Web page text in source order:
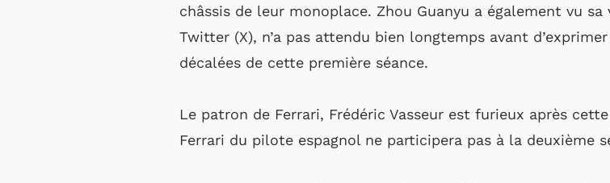
châssis de leur monoplace. Zhou Guanyu a également vu
Twitter (X), n’a pas attendu bien longtemps avant
décalées de cette première séance.
Le patron de Ferrari, Frédéric Vasseur est furieux après
Ferrari du pilote espagnol ne participera pas à la deuxième